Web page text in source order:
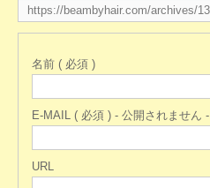
名前 ( 必須 )
E-MAIL ( 必須 ) - 公開されません -
URL